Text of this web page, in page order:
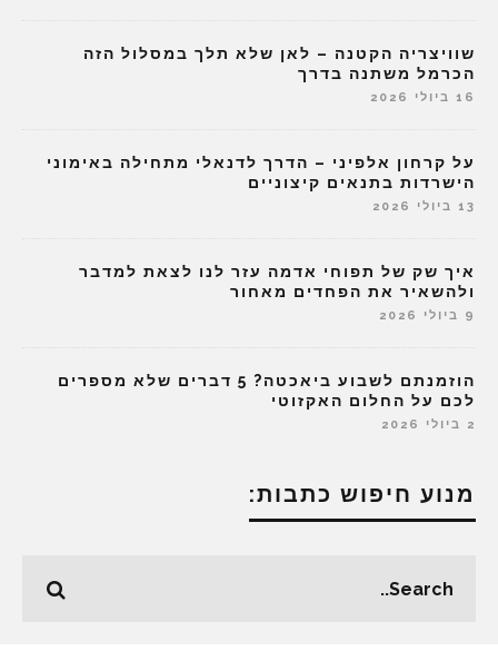
שוויצריה הקטנה – לאן שלא תלך במסלול הזה
הכרמל משתנה בדרך
16 ביולי 2026
על קרחון אלפיני – הדרך לדנאלי מתחילה באימוני
הישרדות בתנאים קיצוניים
13 ביולי 2026
איך שק של תפוחי אדמה עזר לנו לצאת למדבר
ולהשאיר את הפחדים מאחור
9 ביולי 2026
הוזמנתם לשבוע ביאכטה? 5 דברים שלא מספרים
לכם על החלום האקזוטי
2 ביולי 2026
מנוע חיפוש כתבות: